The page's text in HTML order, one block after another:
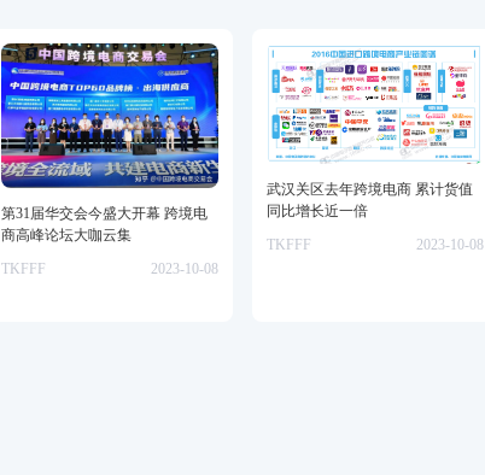
第31届华交会今盛大开幕 跨境电
商高峰论坛大咖云集
TKFFF
2023-10-08
武汉关区去年跨境电商 累计货值
同比增长近一倍
TKFFF
2023-10-08